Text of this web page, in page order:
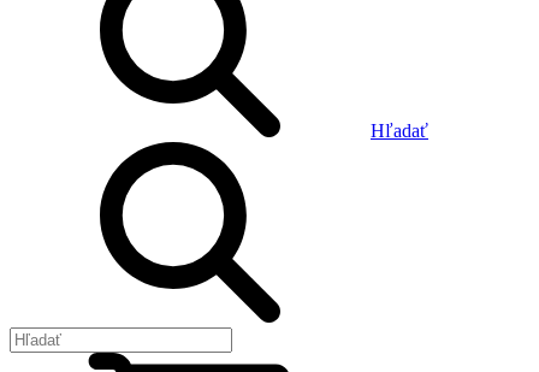
Hľadať